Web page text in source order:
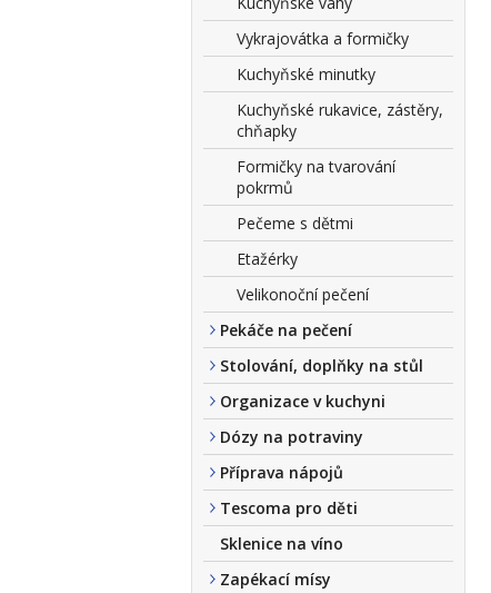
Vykrajovátka a formičky
Kuchyňské minutky
Kuchyňské rukavice, zástěry,
chňapky
Formičky na tvarování
pokrmů
Pečeme s dětmi
Etažérky
Velikonoční pečení
Pekáče na pečení
Stolování, doplňky na stůl
Organizace v kuchyni
Dózy na potraviny
Příprava nápojů
Tescoma pro děti
Sklenice na víno
Zapékací mísy